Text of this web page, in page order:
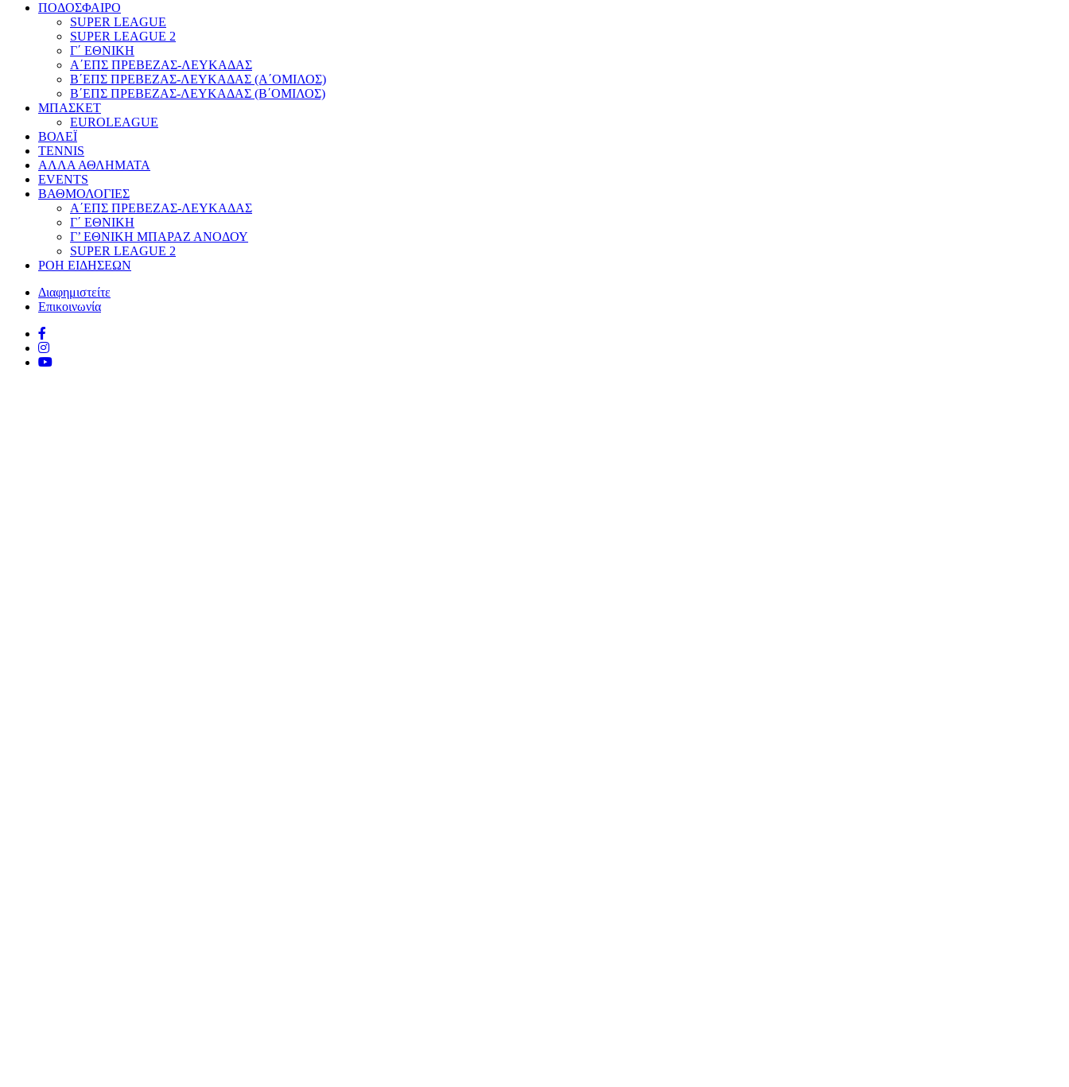
ΠΟΔΟΣΦΑΙΡΟ
SUPER LEAGUE
SUPER LEAGUE 2
Γ΄ ΕΘΝΙΚΗ
Α΄ΕΠΣ ΠΡΕΒΕΖΑΣ-ΛΕΥΚΑΔΑΣ
Β΄ΕΠΣ ΠΡΕΒΕΖΑΣ-ΛΕΥΚΑΔΑΣ (Α΄ΟΜΙΛΟΣ)
Β΄ΕΠΣ ΠΡΕΒΕΖΑΣ-ΛΕΥΚΑΔΑΣ (Β΄ΟΜΙΛΟΣ)
ΜΠΑΣΚΕΤ
EUROLEAGUE
ΒΟΛΕΪ
TENNIS
ΑΛΛΑ ΑΘΛΗΜΑΤΑ
EVENTS
ΒΑΘΜΟΛΟΓΙΕΣ
Α΄ΕΠΣ ΠΡΕΒΕΖΑΣ-ΛΕΥΚΑΔΑΣ
Γ΄ ΕΘΝΙΚΗ
Γ’ ΕΘΝΙΚΗ ΜΠΑΡΑΖ ΑΝΟΔΟΥ
SUPER LEAGUE 2
ΡΟΗ ΕΙΔΗΣΕΩΝ
Διαφημιστείτε
Επικοινωνία